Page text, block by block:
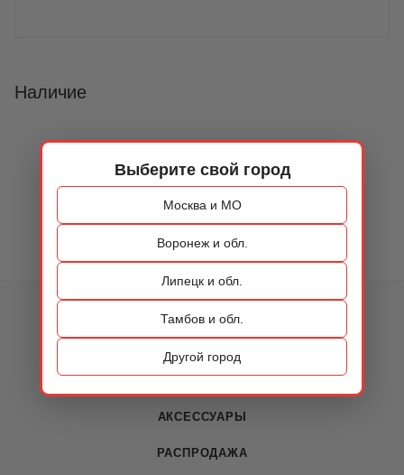
Выберите свой город
Москва и МО
Воронеж и обл.
Липецк и обл.
Тамбов и обл.
Другой город
Наличие
АКСЕССУАРЫ
РАСПРОДАЖА